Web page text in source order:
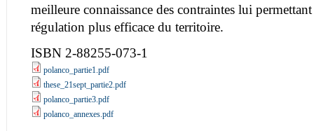
meilleure connaissance des contraintes lui
régulation plus efficace du territoire.
ISBN 2-88255-073-1
polanco_partie1.pdf
these_21sept_partie2.pdf
polanco_partie3.pdf
polanco_annexes.pdf